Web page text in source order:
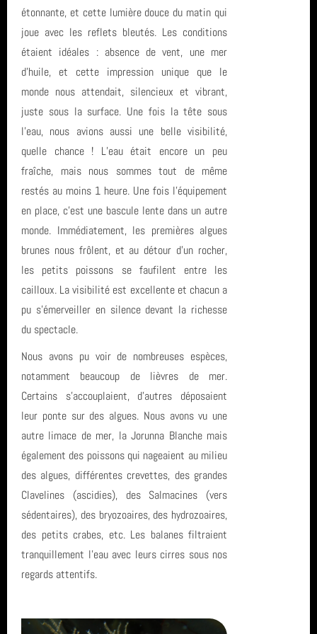
Sortie (15)
Bio & Environnement (10)
SN1
Catalogne
St Nazaire
plongee
inscription
Club
piscine
Eolienne
Carentec Finistère
PluXml
Octobre
Espagne
entrainement
plongée
avril 2026 (2)
mars 2026 (3)
février 2026 (2)
janvier 2026 (1)
décembre 2025 (2)
novembre 2025 (1)
octobre 2025 (3)
août 2025 (1)
année 2025 (24)
année 2024 (2)
année 2023 (8)
année 2022 (5)
année 2021 (2)
année 2020 (3)
année 2019 (5)
année 2018 (6)
année 2017 (10)
année 2015 (2)
étonnante, et cette lumière douce du matin qui
joue avec les reflets bleutés. Les conditions
étaient idéales : absence de vent, une mer
d’huile, et cette impression unique que le
monde nous attendait, silencieux et vibrant,
juste sous la surface. Une fois la tête sous
l’eau, nous avions aussi une belle visibilité,
quelle chance ! L’eau était encore un peu
fraîche, mais nous sommes tout de même
restés au moins 1 heure. Une fois l’équipement
en place, c’est une bascule lente dans un autre
monde. Immédiatement, les premières algues
brunes nous frôlent, et au détour d’un rocher,
les petits poissons se faufilent entre les
cailloux. La visibilité est excellente et chacun a
pu s’émerveiller en silence devant la richesse
du spectacle.
Nous avons pu voir de nombreuses espèces,
notamment beaucoup de lièvres de mer.
Certains s’accouplaient, d’autres déposaient
leur ponte sur des algues. Nous avons vu une
autre limace de mer, la Jorunna Blanche mais
également des poissons qui nageaient au milieu
des algues, différentes crevettes, des grandes
Clavelines (ascidies), des Salmacines (vers
sédentaires), des bryozoaires, des hydrozoaires,
des petits crabes, etc. Les balanes filtraient
tranquillement l’eau avec leurs cirres sous nos
regards attentifs.